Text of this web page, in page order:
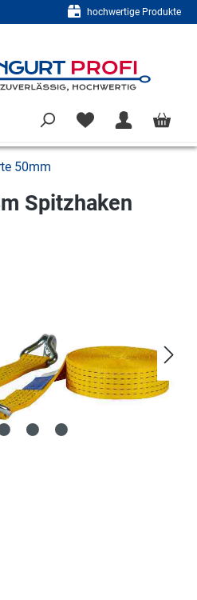
hochwertige Produkte
50mm
Spitzhaken